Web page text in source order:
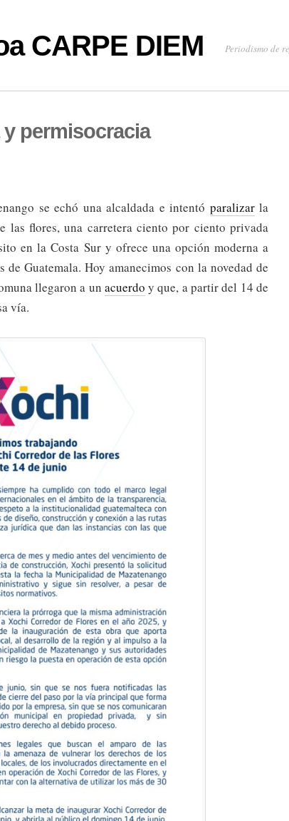
CARPE DIEM Periodismo de
permisocracia
se echó una alcaldada e intentó paralizarla
las flores, una carretera ciento por ciento privada
en la Costa Sur y ofrece una opción moderna a
de Guatemala. Hoy amanecimos con la novedad de
llegaron a un acuerdo y que, a partir del 14 de
vía.